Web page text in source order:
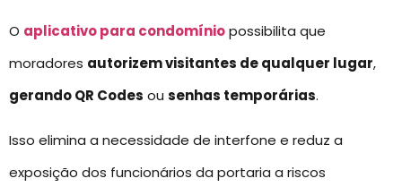
O aplicativo para condomíniopossibilita que
moradores autorizem visitantes de qualquer lugar,
gerando QR Codes ou senhas temporárias.
Isso elimina a necessidade de interfone e reduz a
exposição dos funcionários da portaria a riscos